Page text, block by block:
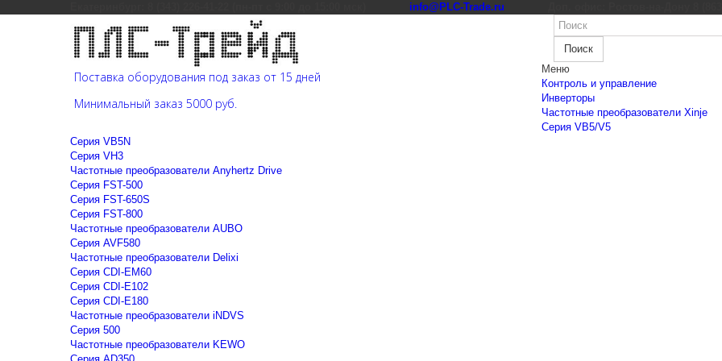
info@PLC-Trade.ru
Поставка оборудования под заказ от 15 дней
Минимальный заказ 5000 руб.
Поиск
Меню
Контроль и управление
Инверторы
Частотные преобразователи Xinje
Cерия VB5/V5
Cерия VB5N
Cерия VH3
Частотные преобразователи Anyhertz Drive
Серия FST-500
Серия FST-650S
Серия FST-800
Частотные преобразователи AUBO
Серия AVF580
Частотные преобразователи Delixi
Серия CDI-EM60
Серия CDI-E102
Серия CDI-E180
Частотные преобразователи iNDVS
Серия 500
Частотные преобразователи KEWO